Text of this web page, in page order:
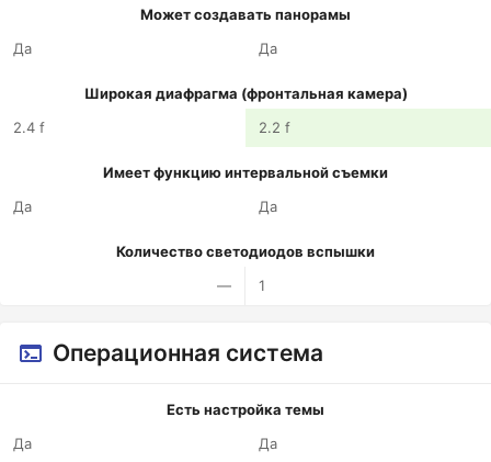
Может создавать панорамы
Да
Да
Широкая диафрагма (фронтальная камера)
2.4 f
2.2 f
Имеет функцию интервальной съемки
Да
Да
Количество светодиодов вспышки
—
1
Операционная система
Есть настройка темы
Да
Да